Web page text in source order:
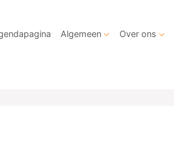
Algemeen Over ons